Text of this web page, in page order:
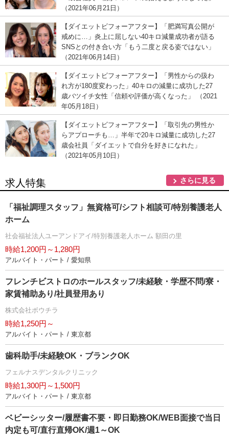
（2021年06月21日）
【ダイエットビフォーアフター】「肥満写真公開が
戒めに…」炎上に屈しない40キロ減量成功者が語る
SNSとの付き合い方「もう二度と戻る姿ではない」
（2021年06月14日）
【ダイエットビフォーアフター】「男性からの扱わ
れ方が180度変わった」40キロの減量に成功した27
歳バツイチ女性「信頼や評価が高くなった」 （2021
年05月18日）
【ダイエットビフォーアフター】「取引先の男性か
らアプローチも…」半年で20キロ減量に成功した27
歳会社員「ダイエットで自分を好きになれた」
（2021年05月10日）
求人特集 さらに見る
「福祉調理スタッフ」無資格可/シフト相談可/特別養護老人
ホーム
社会福祉法人ユーアンドアイ/特別養護老人ホーム 額田の里
時給1,200円～1,280円
アルバイト・パート / 愛知県
フレンチビストロのホールスタッフ/未経験・学歴不問/寮・
家賃補助あり/社員登用あり
株式会社ボウチラ
時給1,250円～
アルバイト・パート / 東京都
歯科助手/未経験OK・ブランクOK
フェルナスデンタルクリニック
時給1,300円～1,500円
アルバイト・パート / 東京都
ベビーシッター/履歴書不要・即日勤務OK/WEB面接で当日
内定も可/直行直帰OK/週1～OK